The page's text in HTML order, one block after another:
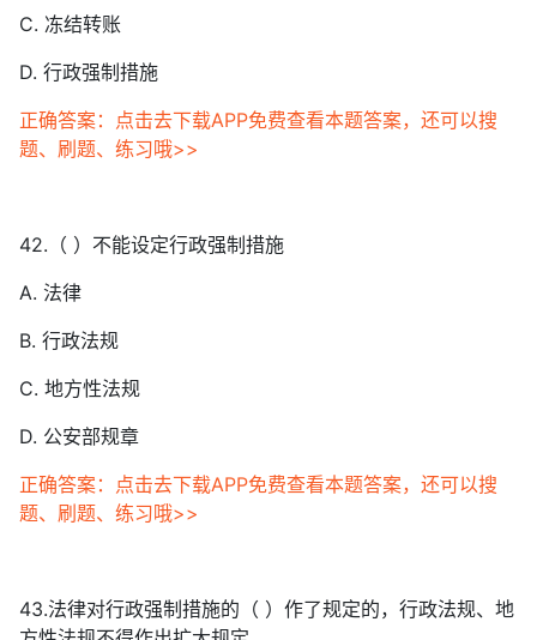
C. 冻结转账
D. 行政强制措施
正确答案：点击去下载APP免费查看本题答案，还可以搜
题、刷题、练习哦>>
42.（ ）不能设定行政强制措施
A. 法律
B. 行政法规
C. 地方性法规
D. 公安部规章
正确答案：点击去下载APP免费查看本题答案，还可以搜
题、刷题、练习哦>>
43.法律对行政强制措施的（ ）作了规定的，行政法规、地